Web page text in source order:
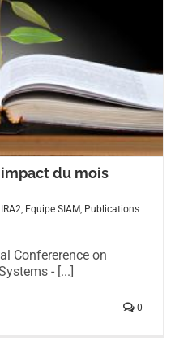
du mois
, Equipe SIAM, Publications
Confererence on
- [...]
0